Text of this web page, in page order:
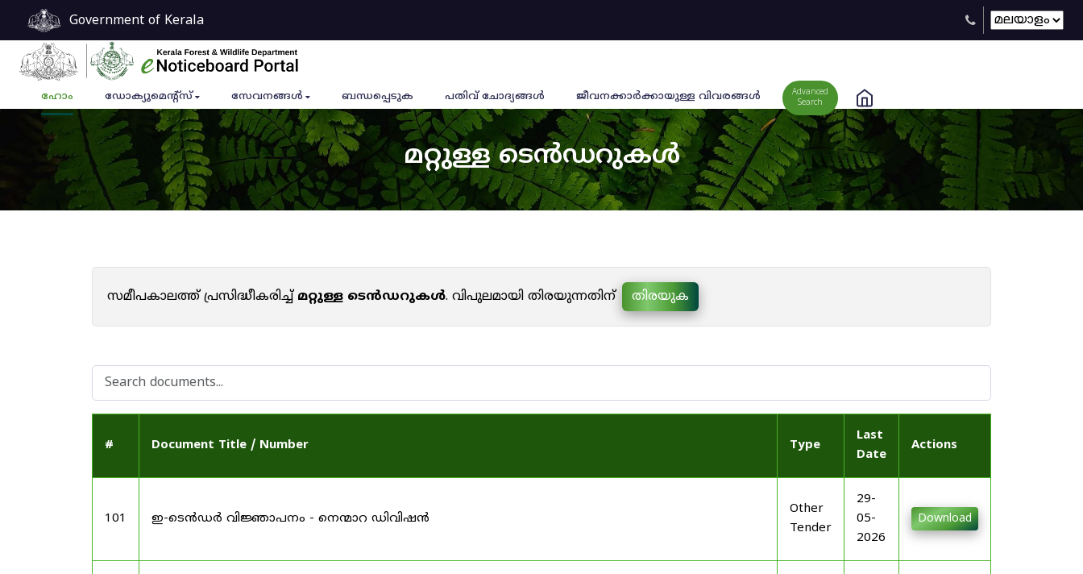
Government of Kerala
ഹോം ഡോക്യുമെൻ്റ്സ് സേവനങ്ങൾ ബന്ധപ്പെടുക പതിവ് ചോദ്യങ്ങൾ ജീവനക്കാര്‍ക്കായുള്ള വിവരങ്ങള്‍
Advanced
Search
മറ്റുള്ള ടെൻഡറുകൾ
സമീപകാലത്ത് പ്രസിദ്ധീകരിച്ച്മറ്റുള്ള ടെൻഡറുകൾ. വിപുലമായി തിരയുന്നതിന് തിരയുക
# Document Title / Number Type
Last
Date
Actions
101 ഇ-ടെൻഡർ വിജ്ഞാപനം - നെന്മാറ ഡിവിഷൻ
Other
Tender
29-
05-
2026
Download